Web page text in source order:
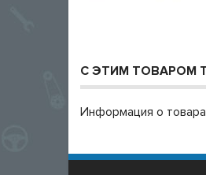
С ЭТИМ ТОВАРОМ
Информация о